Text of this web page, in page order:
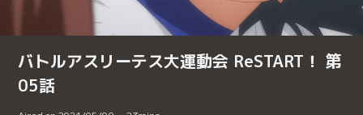
バトルアスリーテス大運動会 ReSTART！ 第
05話